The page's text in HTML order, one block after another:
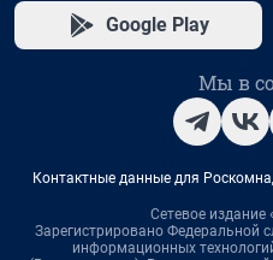
Google Play
Мы в
Контактные данные для
Сетевое издание
Зарегистрировано Федеральной
информационных